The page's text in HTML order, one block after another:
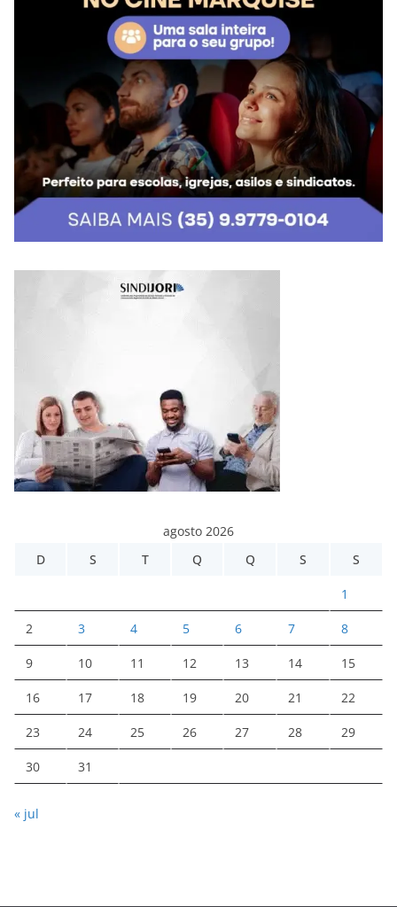
agosto 2026
D
S T Q Q S S
1
2 3 4 5 6 7 8
9 10 11 12 13 14 15
16 17 18 19 20 21 22
23 24 25 26 27 28 29
30 31
« jul